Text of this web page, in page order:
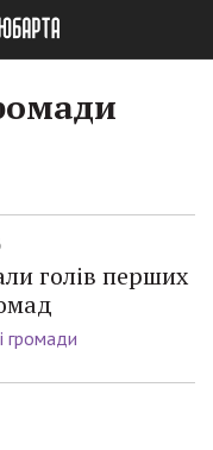
голів перших
громади